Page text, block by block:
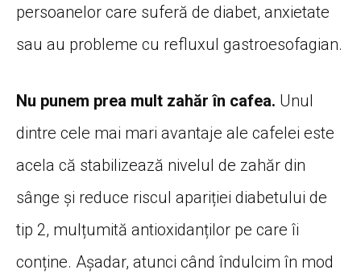
persoanelor care suferă de diabet, anxietate
sau au probleme cu refluxul gastroesofagian.
Nu punem prea mult zahăr în cafea. Unul
dintre cele mai mari avantaje ale cafelei este
acela că stabilizează nivelul de zahăr din
sânge și reduce riscul apariției diabetului de
tip 2, mulțumită antioxidanților pe care îi
conține. Așadar, atunci când îndulcim în mod